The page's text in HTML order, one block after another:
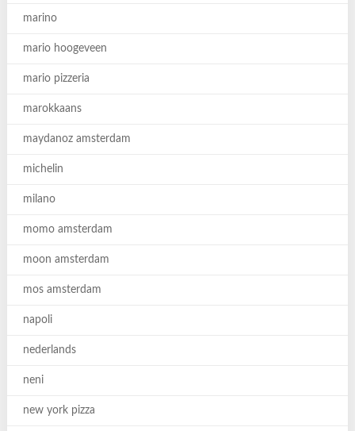
marino
mario hoogeveen
mario pizzeria
marokkaans
maydanoz amsterdam
michelin
milano
momo amsterdam
moon amsterdam
mos amsterdam
napoli
nederlands
neni
new york pizza